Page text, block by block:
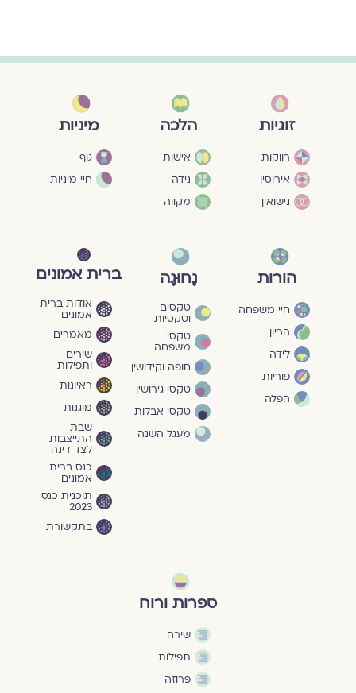
זוגיות
רווקות
אירוסין
נישואין
הלכה
אישות
נידה
מקווה
מיניות
גוף
חיי מיניות
הורות
חיי משפחה
הריון
לידה
פוריות
הפלה
נָחוּגָה
טקסים
וטקסיות
טקסי
משפחה
חופה וקידושין
טקסי גירושין
טקסי אבלות
מעגל השנה
ברית אמונים
אודות ברית
אמונים
מאמרים
שירים
ותפילות
ראיונות
מוגנוּת
שבת
התייצבות
לצד דינה
כנס ברית
אמונים
תוכנית כנס
2023
בתקשורת
ספרות ורוח
שירה
תפילות
פרוזה